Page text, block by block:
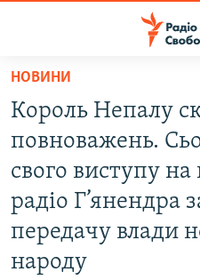
Перейти
основного
матеріалу
до
основної
навігації
Перейти
до
ВСЕ ЗА ДОБУ
ПОЛІТИКА
СУСПІЛЬСТВО
ВІЙНА
РОСІЙСЬКА «ФІЛЬТРАЦІЯ»
ДОНБАС.РЕАЛІЇ
НОВИНИ
Король Непалу
повноважень.
свого виступу
радіо Г’янендра
передачу влади
народу